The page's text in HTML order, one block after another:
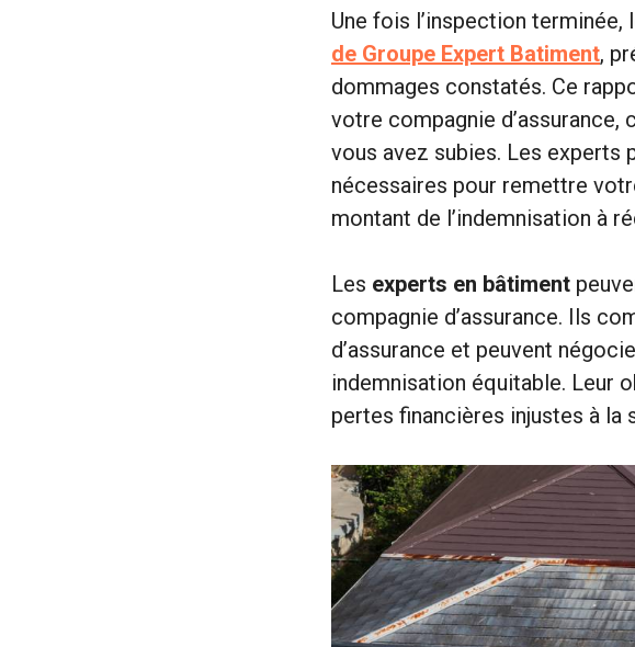
Une fois l’inspection
de Groupe Expert Batiment,
dommages constatés. Ce
votre compagnie
vous avez subies. Les experts
nécessaires pour remettre
montant de l’indemnisation à
Les experts en bâtiment
compagnie d’assurance. Ils
d’assurance et peuvent
indemnisation équitable. Leur
pertes financières injustes à la